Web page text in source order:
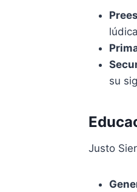
su
Justo